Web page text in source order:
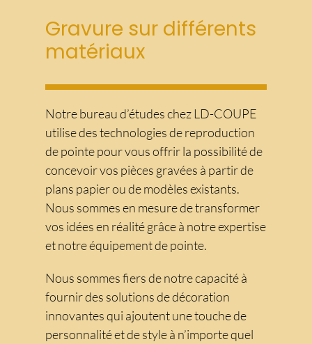
Gravure sur différents
matériaux
Notre bureau d’études chez LD-COUPE
utilise des technologies de reproduction
de pointe pour vous offrir la possibilité de
concevoir vos pièces gravées à partir de
plans papier ou de modèles existants.
Nous sommes en mesure de transformer
vos idées en réalité grâce à notre expertise
et notre équipement de pointe.
Nous sommes fiers de notre capacité à
fournir des solutions de décoration
innovantes qui ajoutent une touche de
personnalité et de style à n’importe quel